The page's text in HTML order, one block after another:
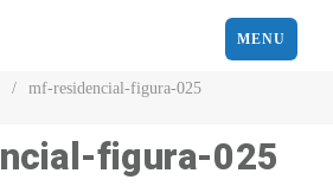
MENU
/ mf-residencial-figura-025
figura-025